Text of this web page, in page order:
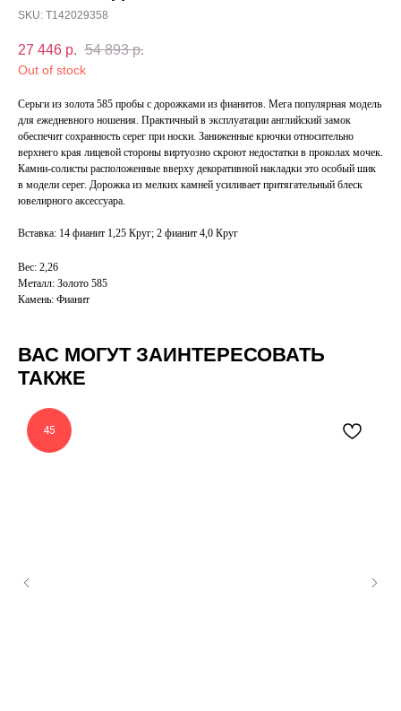
SKU: Т142029358
27 446 р. 54 893 р.
Out of stock
Серьги из золота 585 пробы с дорожками из фианитов. Мега популярная модель
для ежедневного ношения. Практичный в эксплуатации английский замок
обеспечит сохранность серег при носки. Заниженные крючки относительно
верхнего края лицевой стороны виртуозно скроют недостатки в проколах мочек.
Камни-солисты расположенные вверху декоративной накладки это особый шик
в модели серег. Дорожка из мелких камней усиливает притягательный блеск
ювелирного аксессуара.
Вставка: 14 фианит 1,25 Круг; 2 фианит 4,0 Круг
Вес: 2,26
Металл: Золото 585
Камень: Фианит
ВАС МОГУТ ЗАИНТЕРЕСОВАТЬ
ТАКЖЕ
45